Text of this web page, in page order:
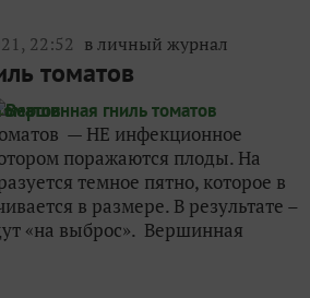
22:52 в личный журнал
томатов
— НЕ инфекционное
поражаются плоды. На
темное пятно, которое в
в размере. В результате –
«на выброс». Вершинная